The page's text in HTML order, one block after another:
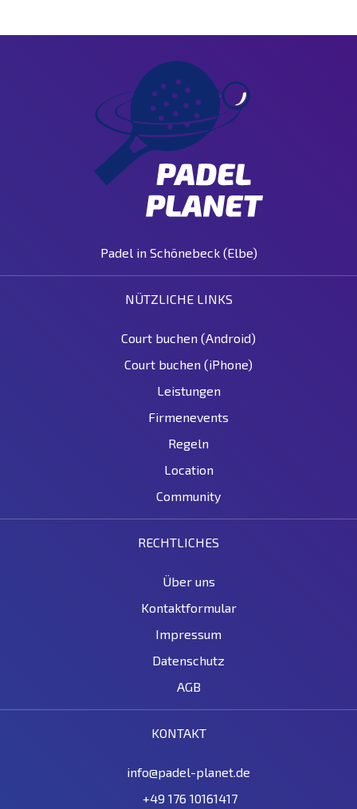
Padel in Schönebeck (Elbe)
NÜTZLICHE LINKS
Court buchen (Android)
Court buchen (iPhone)
Leistungen
Firmenevents
Regeln
Location
Community
RECHTLICHES
Über uns
Kontaktformular
Impressum
Datenschutz
AGB
KONTAKT
info@padel-planet.de
+49 176 10161417